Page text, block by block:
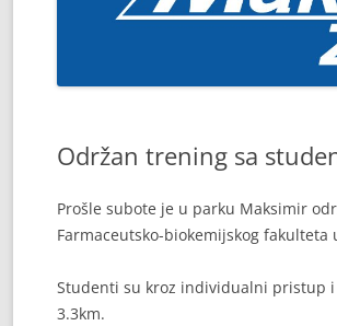
Održan trening sa
Prošle subote je u parku Maksimir
Farmaceutsko-biokemijskog
Studenti su kroz individualni pristup
3.3km.